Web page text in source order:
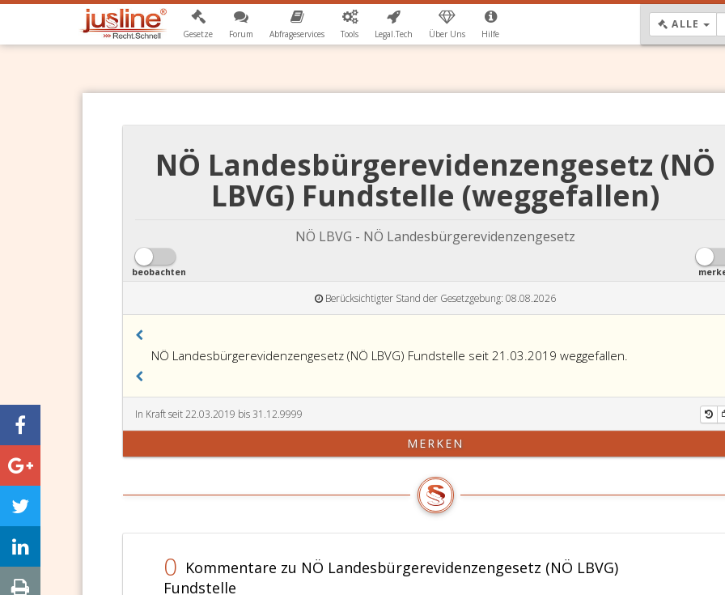
Gesetze Forum Abfrageservices Tools Legal.Tech Über Uns Hilfe
ALLE
NÖ Landesbürgerevidenzengesetz (NÖ
LBVG) Fundstelle (weggefallen)
NÖ LBVG - NÖ Landesbürgerevidenzengesetz
beobachten
Berücksichtigter Stand der Gesetzgebung: 08.08.2026
NÖ Landesbürgerevidenzengesetz (NÖ LBVG) Fundstelle seit 21.03.2019 weggefallen.
In Kraft seit 22.03.2019 bis 31.12.9999
MERKEN
0 Kommentare zu NÖ Landesbürgerevidenzengesetz (NÖ LBVG)
Fundstelle